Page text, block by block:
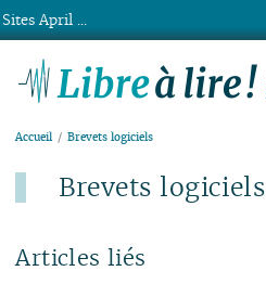
Accueil Brevets logiciels
Brevets logiciels
Articles liés
Sites April ...